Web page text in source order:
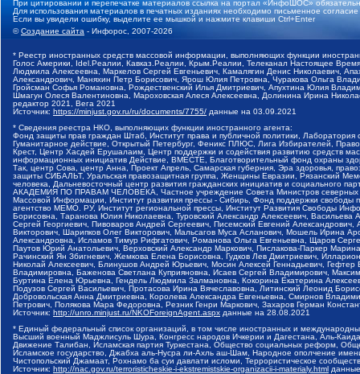
При цитировании и перепечатке материалов ссылка на портал «ИнфоШОС»
Для использования материалов в печатных изданиях необходимо письменное
Если вы увидели ошибку, выделите ее мышкой и нажмите клавиши Ctrl+Enter
©Создание сайта - Инфорос, 2007-2026
* Реестр иностранных средств массовой информации, выполняющих функции
Голос Америки, Idel.Реалии, Кавказ.Реалии, Крым.Реалии, Телеканал Настоящее
Людмила Алексеевна, Маркелов Сергей Евгеньевич, Камалягин Денис Николаевич,
Александрович, Маняхин Петр Борисович, Ярош Юлия Петровна, Чуракова Ольга
Гройсман Софья Романовна, Рождественский Илья Дмитриевич, Апухтина Юлия
Шмагун Олеся Валентиновна, Мароховская Алеся Алексеевна, Долинина Ирина
редактор 2021, Вега 2021
Источник: https://minjust.gov.ru/ru/documents/7755/ данные на 03.09.2021
* Сведения реестра НКО, выполняющих функции иностранного агента:
Фонд защиты прав граждан Штаб, Институт права и публичной политики,
Гуманитарное действие, Открытый Петербург, Феникс ПЛЮС, Лига Избирателей,
Крест, Центр Хасдей Ерушалаим, Центр поддержки и содействия развитию средств
информационных инициатив Действие, ВМЕСТЕ, Благотворительный фонд охраны
Так, центр Сова, центр Анна, Проект Апрель, Самарская губерния, Эра здоровья,
защиты СИБАЛЬТ, Уральская правозащитная группа, Женщины Евразии, Рязанский
человека, Дальневосточный центр развития гражданских инициатив и социального
АКАДЕМИЯ ПО ПРАВАМ ЧЕЛОВЕКА, Частное учреждение Совета Министров северных
Массовой Информации, Институт развития прессы - Сибирь, Фонд поддержки
агентство МЕМО. РУ, Институт региональной прессы, Институт Развития Свободы
Борисовна, Таранова Юлия Николаевна, Туровский Александр Алексеевич,
Сергей Георгиевич, Пивоваров Андрей Сергеевич, Писемский Евгений
Викторович, Шарипков Олег Викторович, Мальсагов Муса Асланович, Мошель Ирина
Александровна, Исламов Тимур Рифгатович, Романова Ольга Евгеньевна, Щаров
Паутов Юрий Анатольевич, Верховский Александр Маркович, Пислакова-Паркер
Рачинский Ян Збигневич, Жемкова Елена Борисовна, Гудков Лев Дмитриевич,
Николай Алексеевич, Блинушов Андрей Юрьевич, Мосин Алексей Геннадьевич,
Владимировна, Баженова Светлана Куприяновна, Исаев Сергей Владимирович,
Буртина Елена Юрьевна, Гендель Людмила Залмановна, Кокорина Екатерина
Подузов Сергей Васильевич, Протасова Ирина Вячеславовна, Литинский Леонид
Добровольская Анна Дмитриевна, Королева Александра Евгеньевна, Смирнов
Петрович, Полякова Мара Федоровна, Резник Генри Маркович, Захаров Герман
Источник: http://unro.minjust.ru/NKOForeignAgent.aspx данные на 28.08.2021
* Единый федеральный список организаций, в том числе иностранных и
Высший военный Маджлисуль Шура, Конгресс народов Ичкерии и Дагестана, Аль-
Движение Талибан, Исламская партия Туркестана, Общество социальных реформ,
Исламское государство, Джабха аль-Нусра ли-Ахль аш-Шам, Народное ополчение
Чистопольский Джамаат, Рохнамо ба суи давлати исломи, Террористическое
Источник: http://nac.gov.ru/terroristicheskie-i-ekstremistskie-organizacii-i-materialy.html